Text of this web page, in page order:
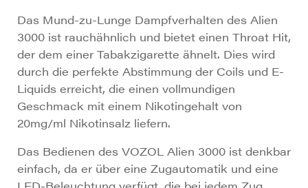
Das Mund-zu-Lunge Dampfverhalten des Alien
3000 ist rauchähnlich und bietet einen Throat Hit,
der dem einer Tabakzigarette ähnelt. Dies wird
durch die perfekte Abstimmung der Coils und E-
Liquids erreicht, die einen vollmundigen
Geschmack mit einem Nikotingehalt von
20mg/ml Nikotinsalz liefern.
Das Bedienen des VOZOL Alien 3000 ist denkbar
einfach, da er über eine Zugautomatik und eine